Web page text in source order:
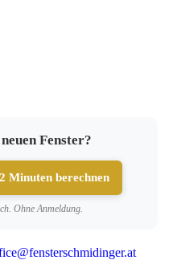
Fenster?
Minuten berechnen
Ohne Anmeldung.